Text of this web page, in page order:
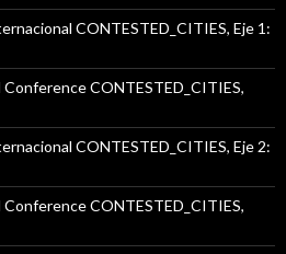
CONTESTED_CITIES, Eje 1:
CONTESTED_CITIES,
CONTESTED_CITIES, Eje 2:
CONTESTED_CITIES,